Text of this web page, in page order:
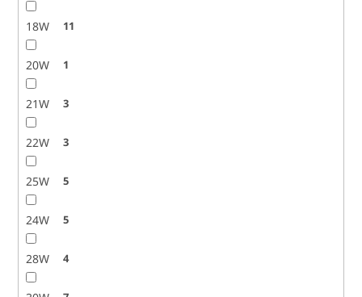
18W 11
20W 1
21W 3
22W 3
25W 5
24W 5
28W 4